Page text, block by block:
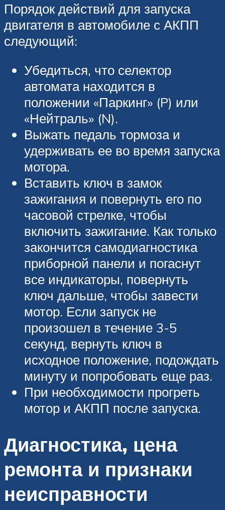
Порядок действий для запуска
двигателя в автомобиле с АКПП
следующий:
Убедиться, что селектор
автомата находится в
положении «Паркинг» (P) или
«Нейтраль» (N).
Выжать педаль тормоза и
удерживать ее во время запуска
мотора.
Вставить ключ в замок
зажигания и повернуть его по
часовой стрелке, чтобы
включить зажигание. Как только
закончится самодиагностика
приборной панели и погаснут
все индикаторы, повернуть
ключ дальше, чтобы завести
мотор. Если запуск не
произошел в течение 3-5
секунд, вернуть ключ в
исходное положение, подождать
минуту и попробовать еще раз.
При необходимости прогреть
мотор и АКПП после запуска.
Диагностика, цена
ремонта и признаки
неисправности